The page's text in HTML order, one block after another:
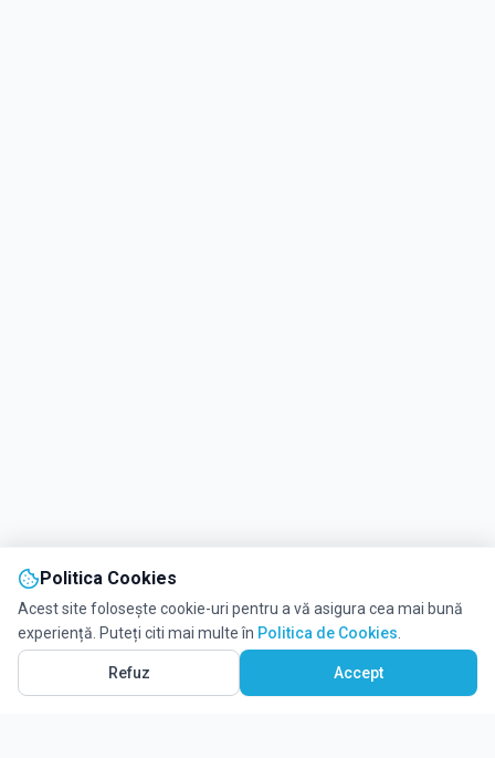
Politica Cookies
Acest site folosește cookie-uri pentru a vă asigura cea mai bună
experiență. Puteți citi mai multe în Politica de Cookies
Refuz Accept